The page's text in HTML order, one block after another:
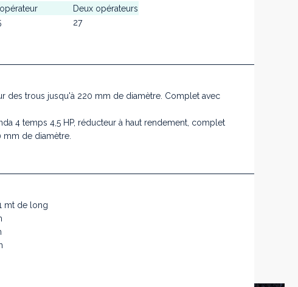
Deux opérateurs
27
des trous jusqu'à 220 mm de diamètre. Complet avec
4 temps 4,5 HP, réducteur à haut rendement, complet
mm de diamètre.
mt de long